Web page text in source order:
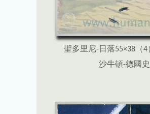
聖多里尼-日落55×38（4
沙牛頓-德國